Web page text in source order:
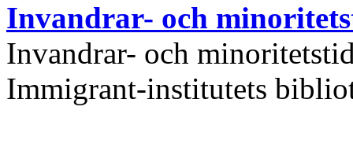
Invandrar- och
Invandrar- och
Immigrant-institutets